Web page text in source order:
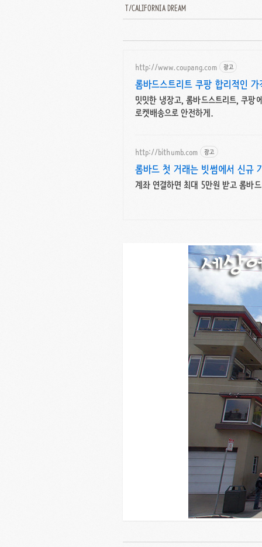
T/CALIFORNIA DREAM
http://www.coupang.com 광고
롬바드스트리트 쿠팡 합리적인
밋밋한 냉장고, 롬바드스트리트, 쿠
로켓배송으로 안전하게.
http://bithumb.com 광고
롬바드 첫 거래는 빗썸에서 신규
계좌 연결하면 최대 5만원 받고 롬바